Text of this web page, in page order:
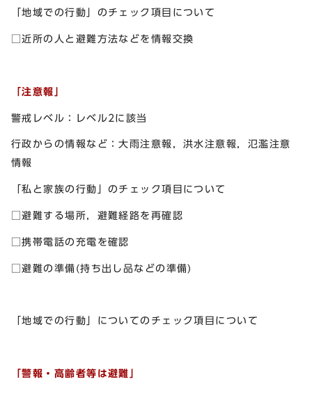
「地域での行動」のチェック項目について
□近所の人と避難方法などを情報交換
「注意報」
警戒レベル：レベル2に該当
行政からの情報など：大雨注意報，洪水注意報，氾濫注意
情報
「私と家族の行動」のチェック項目について
□避難する場所，避難経路を再確認
□携帯電話の充電を確認
□避難の準備(持ち出し品などの準備)
「地域での行動」についてのチェック項目について
「警報・高齢者等は避難」